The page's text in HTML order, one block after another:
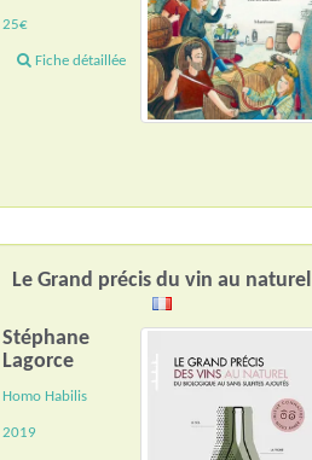
25€
Fiche détaillée
Le Grand précis du vin au naturel
Stéphane
Lagorce
Homo Habilis
2019